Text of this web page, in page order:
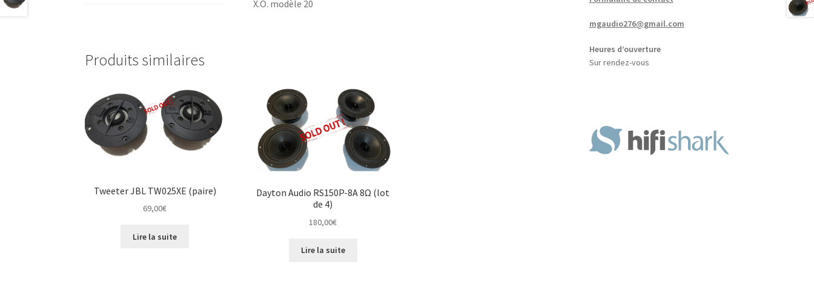
X.O. modèle 20
Produits similaires
Tweeter JBL TW025XE (paire)
69,00€
Lire la suite
Dayton Audio RS150P-8A 8Ω (lot
de 4)
180,00€
Lire la suite
mgaudio276@gmail.com
Heures d’ouverture
Sur rendez-vous